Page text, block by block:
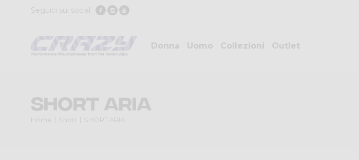
Seguici sui social
Donna Uomo Collezioni Outlet
SHORT ARIA
Home Short SHORT ARIA